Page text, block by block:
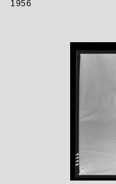
1956